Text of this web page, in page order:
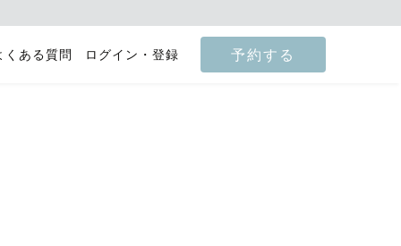
くある質問 ログイン・登録 予約する